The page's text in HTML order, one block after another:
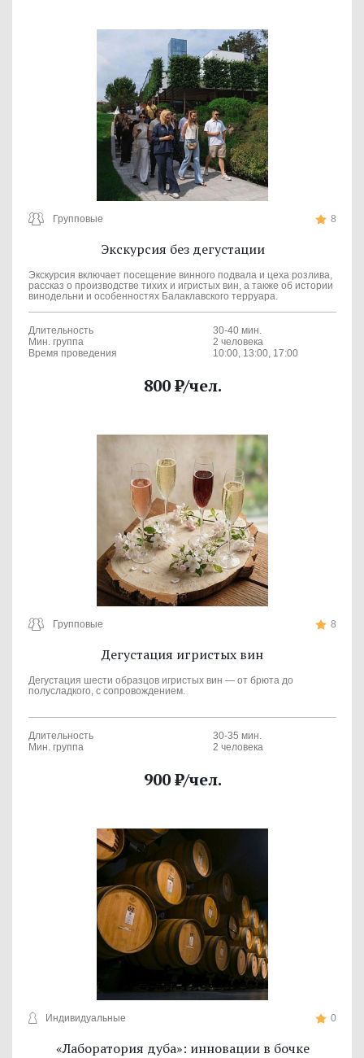
Групповые 8
Экскурсия без дегустации
Экскурсия включает посещение винного подвала и цеха розлива,
рассказ о производстве тихих и игристых вин, а также об истории
винодельни и особенностях Балаклавского терруара.
Длительность
30-40 мин.
Мин. группа
2 человека
Время проведения
10:00, 13:00, 17:00
800₽/чел.
Групповые 8
Дегустация игристых вин
Дегустация шести образцов игристых вин — от брюта до
полусладкого, с сопровождением.
Длительность
30-35 мин.
Мин. группа
2 человека
900₽/чел.
Индивидуальные 0
«Лаборатория дуба»: инновации в бочке